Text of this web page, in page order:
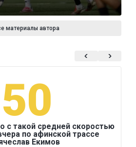
материалы автора
50
с такой средней скоростью
по афинской трассе
Екимов